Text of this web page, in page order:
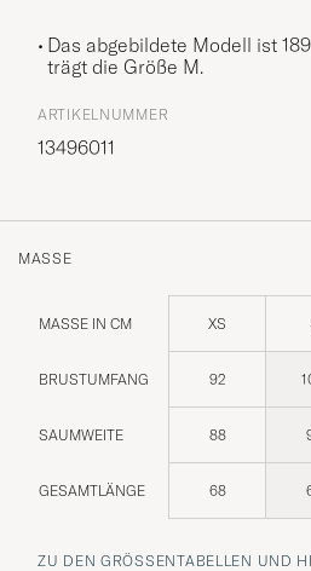
Das abgebildete Modell ist
trägt die Größe M.
ARTIKELNUMMER
13496011
MASSE
MASSE IN CM XS
BRUSTUMFANG 92
SAUMWEITE 88
GESAMTLÄNGE 68
ZU DEN GRÖSSENTABELLEN UND